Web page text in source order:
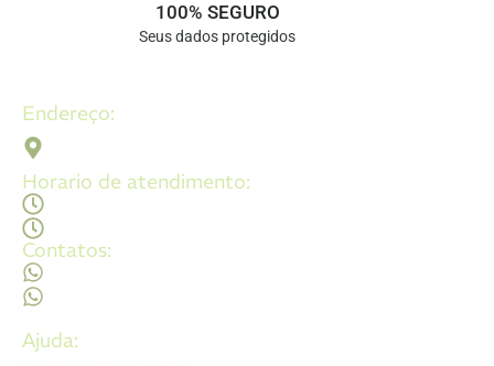
100% SEGURO
Seus dados protegidos
Endereço:
Horario de atendimento:
Contatos:
Ajuda: